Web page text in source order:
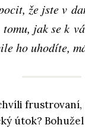
že jste v
jak se k
ho uhodíte,
útok?